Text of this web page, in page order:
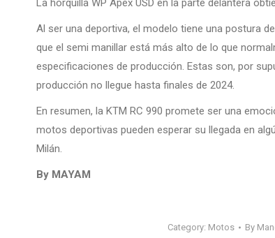
La horquilla WP Apex USD en la parte delantera
Al ser una deportiva, el modelo tiene una postura
que el semi manillar está más alto de lo que
especificaciones de producción. Estas son, por
producción no llegue hasta finales de 2024.
En resumen, la KTM RC 990 promete ser una
motos deportivas pueden esperar su llegada en
Milán.
By MAYAM
Category: Motos By